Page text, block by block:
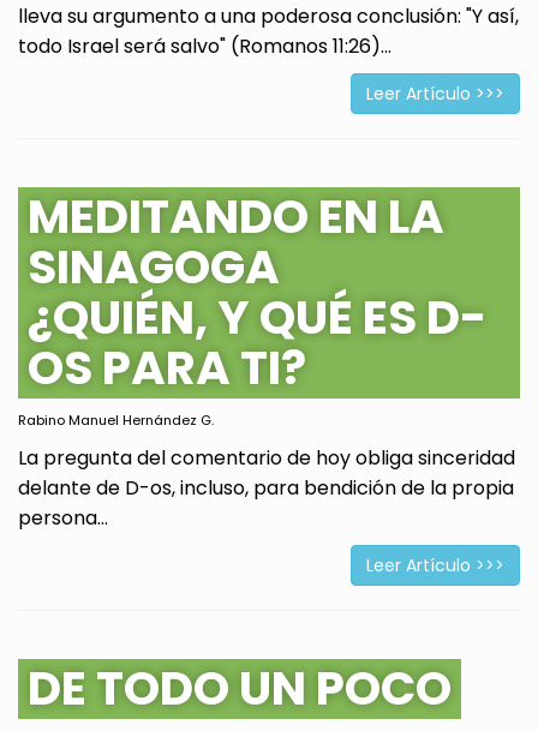
lleva su argumento a una poderosa conclusión: "Y así,
todo Israel será salvo" (Romanos 11:26)...
Leer Artículo >>>
MEDITANDO EN LA
SINAGOGA
¿QUIÉN, Y QUÉ ES D-
OS PARA TI?
Rabino Manuel Hernández G.
La pregunta del comentario de hoy obliga sinceridad
delante de D-os, incluso, para bendición de la propia
persona...
Leer Artículo >>>
DE TODO UN POCO